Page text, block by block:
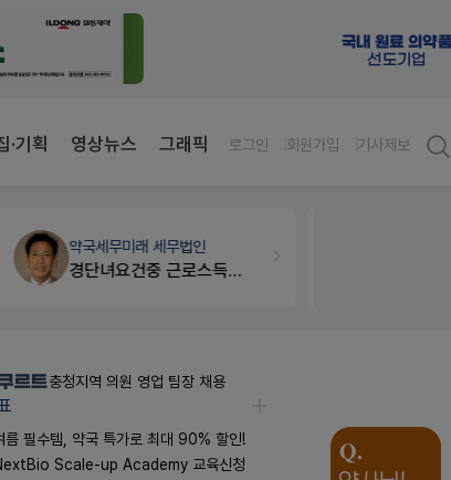
·기획 영상뉴스 그래픽 로그인 회원가입 기사제보
약국세무미래 세무법인
경단녀요건중 근로스득원천징수액
충청지역 의원 영업 팀장 채용
름 필수템, 약국 특가로 최대 90% 할인!
Scale-up Academy 교육신청